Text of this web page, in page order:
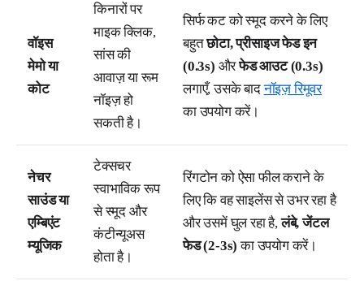
वॉइस
मेमो या
कोट
किनारों पर
माइक क्लिक,
सांस की
आवाज़ या रूम
नॉइज़ हो
सकती है।
सिर्फ कट को स्मूद करने के लिए
बहुतछोटा, प्रीसाइज फेड इन
(0.3s) औरफेड आउट (0.3s)
लगाएँ, उसके बादनॉइज़ रिमूवर
का उपयोग करें।
नेचर
साउंड या
एम्बिएंट
म्यूजिक
टेक्सचर
स्वाभाविक रूप
से स्मूद और
कंटीन्यूअस
होता है।
रिंगटोन को ऐसा फील कराने के
लिए कि वह साइलेंस से उभर रहा है
और उसमें घुल रहा है,लंबे, जेंटल
फेड (2-3s) का उपयोग करें।